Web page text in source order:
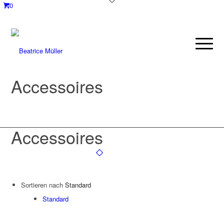
0
Accessoires
Accessoires
Sortieren nachStandard
Standard